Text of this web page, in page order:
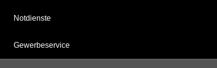
Notdienste
Gewerbeservice